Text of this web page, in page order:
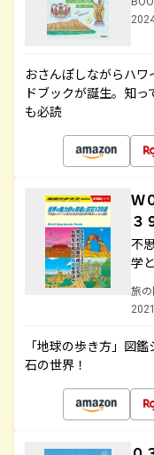
おさんぽしながらハ
ドブックが誕生。知
も必読
Ｗ
３
不
学
旅
「地球の歩き方」図
石の世界！